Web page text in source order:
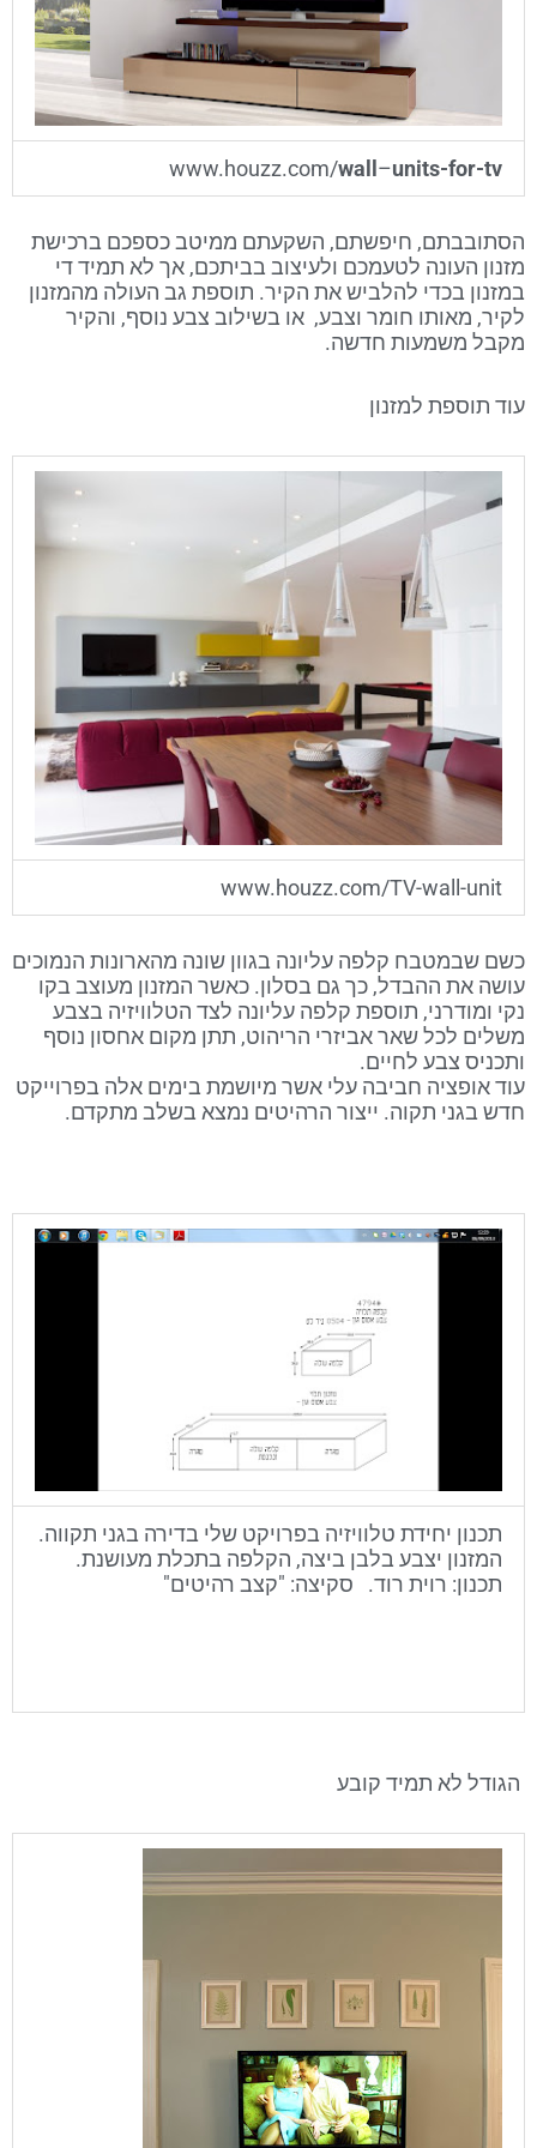
www.houzz.com/wall –units-for-tv
הסתובבתם, חיפשתם, השקעתם ממיטב כספכם ברכישת
מזנון העונה לטעמכם ולעיצוב בביתכם, אך לא תמיד די
במזנון בכדי להלביש את הקיר. תוספת גב העולה מהמזנון
לקיר, מאותו חומר וצבע, או בשילוב צבע נוסף, והקיר
מקבל משמעות חדשה.
עוד תוספת למזנון
www.houzz.com/TV-wall-unit
כשם שבמטבח קלפה עליונה בגוון שונה מהארונות הנמוכים
עושה את ההבדל, כך גם בסלון. כאשר המזנון מעוצב בקו
נקי ומודרני, תוספת קלפה עליונה לצד הטלוויזיה בצבע
משלים לכל שאר אביזרי הריהוט, תתן מקום אחסון נוסף
ותכניס צבע לחיים.
עוד אופציה חביבה עלי אשר מיושמת בימים אלה בפרוייקט
חדש בגני תקוה. ייצור הרהיטים נמצא בשלב מתקדם.
תכנון יחידת טלוויזיה בפרויקט שלי בדירה בגני תקווה.
המזנון יצבע בלבן ביצה, הקלפה בתכלת מעושנת.
תכנון: רוית רוד. סקיצה: "קצב רהיטים"
הגודל לא תמיד קובע